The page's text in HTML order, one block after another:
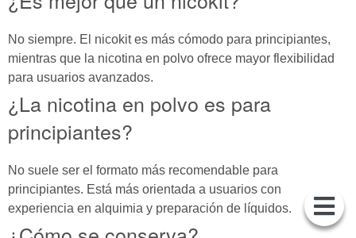
No siempre. El nicokit es más cómodo para principiantes,
mientras que la nicotina en polvo ofrece mayor flexibilidad
para usuarios avanzados.
¿La nicotina en polvo es para
principiantes?
No suele ser el formato más recomendable para
principiantes. Está más orientada a usuarios con
experiencia en alquimia y preparación de líquidos.